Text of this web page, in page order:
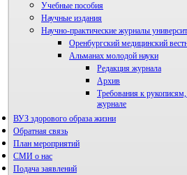
Учебные пособия
Научные издания
Научно-практические журналы
Оренбургский медицинский
Правила направления,
Альманах молодой науки
Редакция журнала
Архив
Требования к
журнале
ВУЗ здорового образа жизни
Обратная связь
План мероприятий
СМИ о нас
Подача заявлений